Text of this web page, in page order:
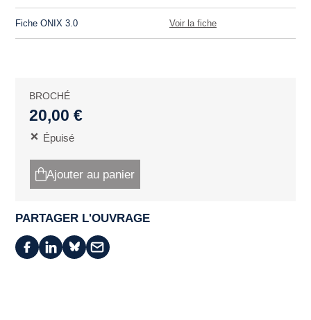
Fiche ONIX 3.0 Voir la fiche
BROCHÉ
20,00 €
Épuisé
Ajouter au panier
PARTAGER L'OUVRAGE